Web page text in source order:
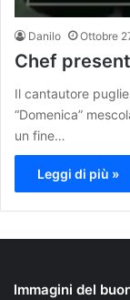
Danilo Ottobre
Chef
Il cantautore
“Domenica”
un fine…
Leggi di più »
Immagini del